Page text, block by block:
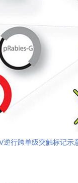
逆行跨单级突触标记